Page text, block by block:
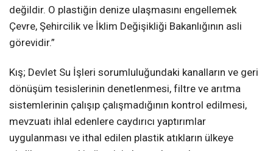
değildir. O plastiğin denize ulaşmasını engellemek
Çevre, Şehircilik ve İklim Değişikliği Bakanlığının asli
görevidir.”
Kış; Devlet Su İşleri sorumluluğundaki kanalların ve geri
dönüşüm tesislerinin denetlenmesi, filtre ve arıtma
sistemlerinin çalışıp çalışmadığının kontrol edilmesi,
mevzuatı ihlal edenlere caydırıcı yaptırımlar
uygulanması ve ithal edilen plastik atıkların ülkeye